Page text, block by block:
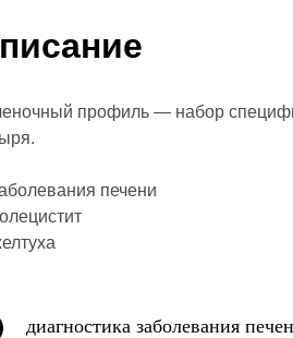
профиль — набор
печени
диагностика заболевания